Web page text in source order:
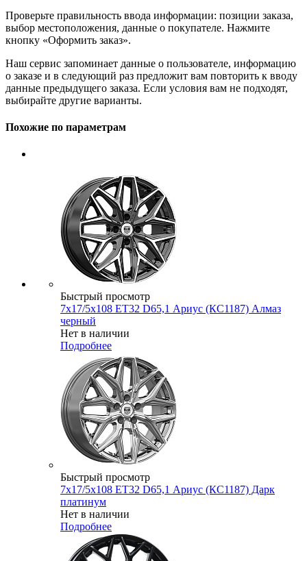
Проверьте правильность ввода информации: позиции заказа,
выбор местоположения, данные о покупателе. Нажмите
кнопку «Оформить заказ».
Наш сервис запоминает данные о пользователе, информацию
о заказе и в следующий раз предложит вам повторить к вводу
данные предыдущего заказа. Если условия вам не подходят,
выбирайте другие варианты.
Похожие по параметрам
Быстрый просмотр
7x17/5x108 ET32 D65,1 Ариус (КС1187) Алмаз
черный
Нет в наличии
Подробнее
Быстрый просмотр
7x17/5x108 ET32 D65,1 Ариус (КС1187) Дарк
платинум
Нет в наличии
Подробнее